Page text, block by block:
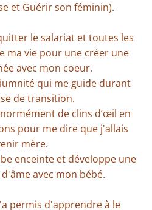
et Guérir son féminin).
le salariat et toutes les
ma vie pour une créer une
avec mon coeur.
qui me guide durant
de transition.
de clins d’œil en
pour me dire que j'allais
mère.
enceinte et développe une
avec mon bébé.
permis d'apprendre à le